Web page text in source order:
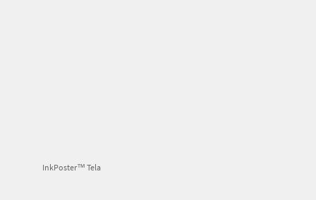
InkPoster™ Tela